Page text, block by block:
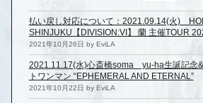
払い戻し対応について：2021.09.14(火)
SHINJUKU【DIVISION:VI】 蘭 主催TOUR
2021年10月26日 by EviLA
2021.11.17(水)心斎橋soma yu-ha生誕記念
トワンマン “EPHEMERAL AND ETERNAL”
2021年10月22日 by EviLA